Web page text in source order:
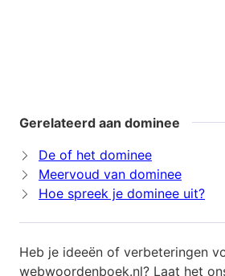
Gerelateerd aan dominee
De of het dominee
Meervoud van dominee
Hoe spreek je dominee uit?
Heb je ideeën of verbeteringen
webwoordenboek.nl? Laat het